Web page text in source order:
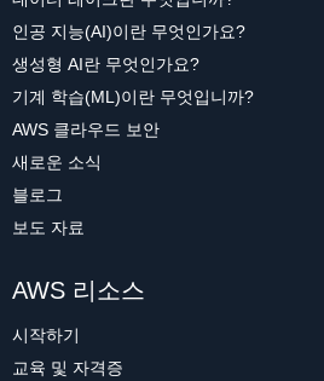
인공 지능(AI)이란 무엇인가요?
생성형 AI란 무엇인가요?
기계 학습(ML)이란 무엇입니까?
AWS 클라우드 보안
새로운 소식
블로그
보도 자료
AWS 리소스
시작하기
교육 및 자격증